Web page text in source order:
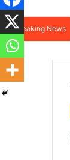
Breaking News